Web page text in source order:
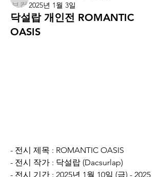
2025년 1월 3일
닥설랍 개인전 ROMANTIC
OASIS
- 전시 제목 : ROMANTIC OASIS
- 전시 작가 : 닥설랍 (Dacsurlap)
- 전시 기간 : 2025년 1월 10일 (금) - 2025